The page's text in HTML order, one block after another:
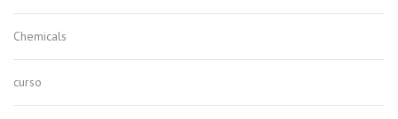
Chemicals
curso